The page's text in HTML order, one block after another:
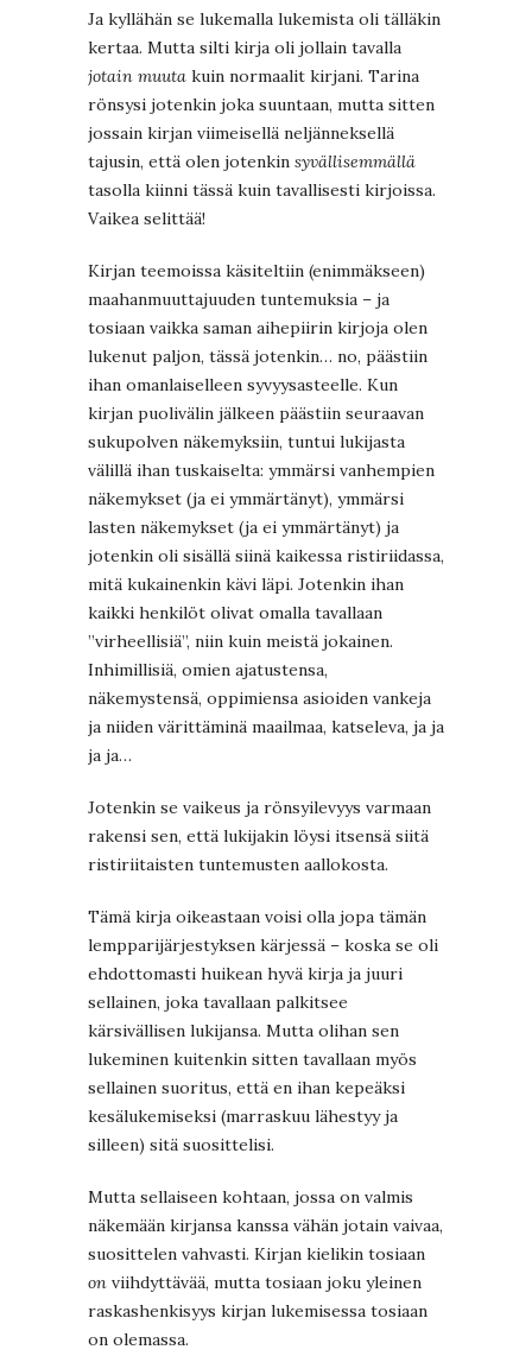
Ja kyllähän se lukemalla lukemista oli tälläkin
kertaa. Mutta silti kirja oli jollain tavalla
jotain muuta kuin normaalit kirjani. Tarina
rönsysi jotenkin joka suuntaan, mutta sitten
jossain kirjan viimeisellä neljänneksellä
tajusin, että olen jotenkin syvällisemmällä
tasolla kiinni tässä kuin tavallisesti kirjoissa.
Vaikea selittää!
Kirjan teemoissa käsiteltiin (enimmäkseen)
maahanmuuttajuuden tuntemuksia – ja
tosiaan vaikka saman aihepiirin kirjoja olen
lukenut paljon, tässä jotenkin… no, päästiin
ihan omanlaiselleen syvyysasteelle. Kun
kirjan puolivälin jälkeen päästiin seuraavan
sukupolven näkemyksiin, tuntui lukijasta
välillä ihan tuskaiselta: ymmärsi vanhempien
näkemykset (ja ei ymmärtänyt), ymmärsi
lasten näkemykset (ja ei ymmärtänyt) ja
jotenkin oli sisällä siinä kaikessa ristiriidassa,
mitä kukainenkin kävi läpi. Jotenkin ihan
kaikki henkilöt olivat omalla tavallaan
”virheellisiä”, niin kuin meistä jokainen.
Inhimillisiä, omien ajatustensa,
näkemystensä, oppimiensa asioiden vankeja
ja niiden värittäminä maailmaa, katseleva, ja ja
ja ja…
Jotenkin se vaikeus ja rönsyilevyys varmaan
rakensi sen, että lukijakin löysi itsensä siitä
ristiriitaisten tuntemusten aallokosta.
Tämä kirja oikeastaan voisi olla jopa tämän
lempparijärjestyksen kärjessä – koska se oli
ehdottomasti huikean hyvä kirja ja juuri
sellainen, joka tavallaan palkitsee
kärsivällisen lukijansa. Mutta olihan sen
lukeminen kuitenkin sitten tavallaan myös
sellainen suoritus, että en ihan kepeäksi
kesälukemiseksi (marraskuu lähestyy ja
silleen) sitä suosittelisi.
Mutta sellaiseen kohtaan, jossa on valmis
näkemään kirjansa kanssa vähän jotain vaivaa,
suosittelen vahvasti. Kirjan kielikin tosiaan
on viihdyttävää, mutta tosiaan joku yleinen
raskashenkisyys kirjan lukemisessa tosiaan
on olemassa.